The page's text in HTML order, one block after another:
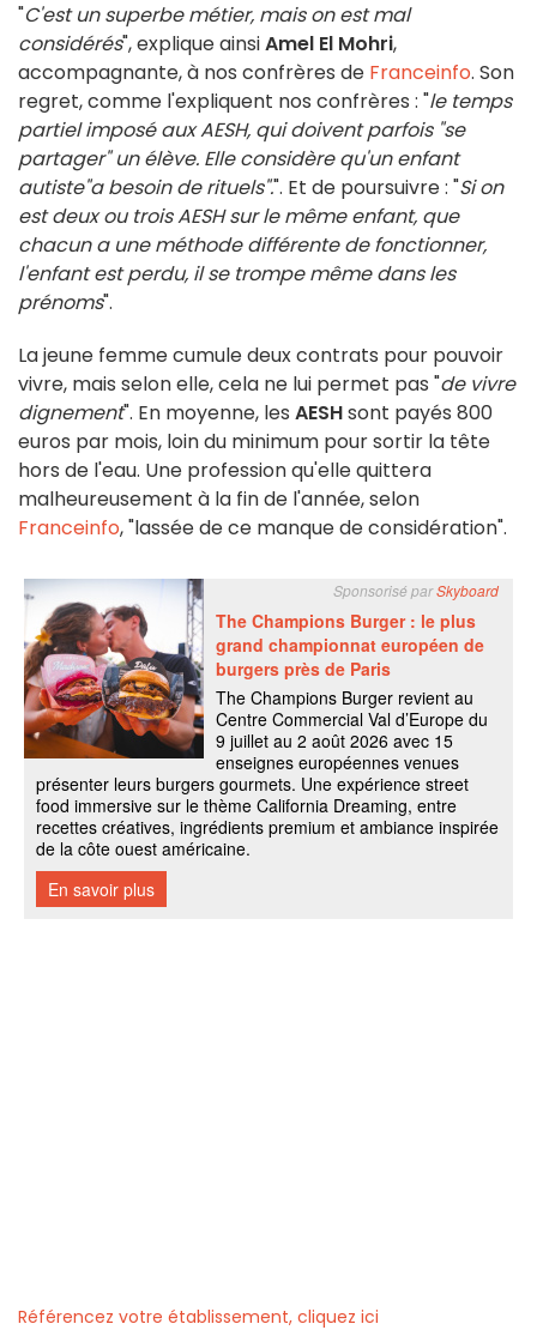
"C'est un superbe métier, mais on est mal
considérés", explique ainsiAmel El Mohri,
accompagnante, à nos confrères de Franceinfo. Son
regret, comme l'expliquent nos confrères : "le temps
partiel imposé aux AESH, qui doivent parfois "se
partager" un élève. Elle considère qu'un enfant
autiste"a besoin de rituels".". Et de poursuivre : "Si on
est deux ou trois AESH sur le même enfant, que
chacun a une méthode différente de fonctionner,
l'enfant est perdu, il se trompe même dans les
prénoms".
La jeune femme cumule deux contrats pour pouvoir
vivre, mais selon elle, cela ne lui permet pas "de vivre
dignement". En moyenne, les AESHsont payés 800
euros par mois, loin du minimum pour sortir la tête
hors de l'eau. Une profession qu'elle quittera
malheureusement à la fin de l'année, selon
Franceinfo, "lassée de ce manque de considération".
Référencez votre établissement, cliquez ici